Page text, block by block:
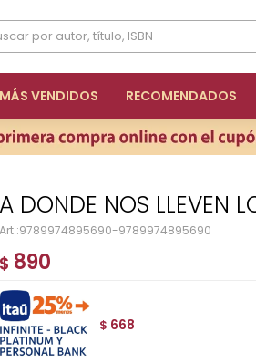
MÁS VENDIDOS RECOMENDADOS
A DONDE NOS LLEVEN
9789974895690-9789974895690
$ 890
$ 668